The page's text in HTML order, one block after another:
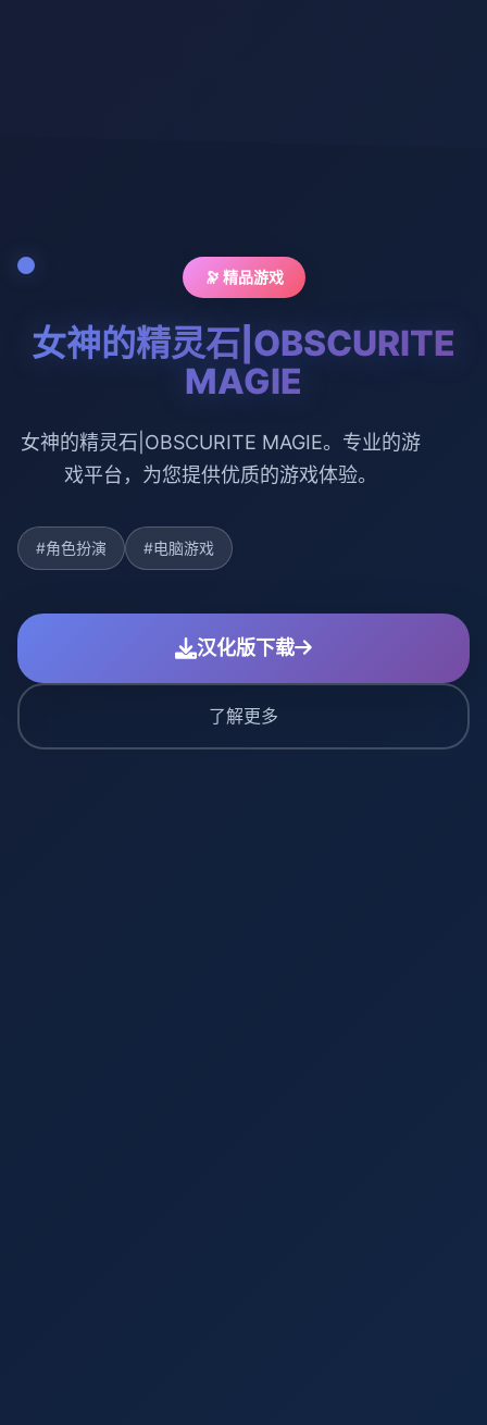
🔭 精品游戏
女神的精灵石|OBSCURITE
MAGIE
女神的精灵石|OBSCURITE MAGIE。专业的游
戏平台，为您提供优质的游戏体验。
#角色扮演 #电脑游戏
汉化版下载
了解更多